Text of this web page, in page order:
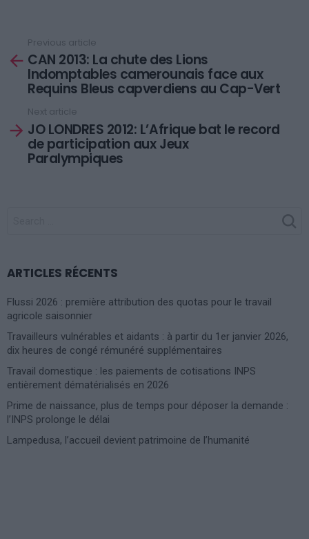
more
Previous article
CAN 2013: La chute des Lions
Indomptables camerounais face aux
Requins Bleus capverdiens au Cap-Vert
Next article
JO LONDRES 2012: L’Afrique bat le record
de participation aux Jeux
Paralympiques
ARTICLES RÉCENTS
Flussi 2026 : première attribution des quotas pour le travail
agricole saisonnier
Travailleurs vulnérables et aidants : à partir du 1er janvier 2026,
dix heures de congé rémunéré supplémentaires
Travail domestique : les paiements de cotisations INPS
entièrement dématérialisés en 2026
Prime de naissance, plus de temps pour déposer la demande :
l’INPS prolonge le délai
Lampedusa, l’accueil devient patrimoine de l’humanité